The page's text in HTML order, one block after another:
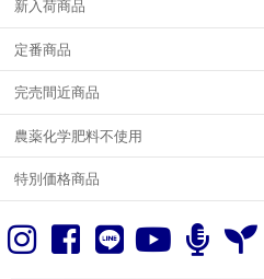
新入荷商品
定番商品
完売間近商品
農薬化学肥料不使用
特別価格商品